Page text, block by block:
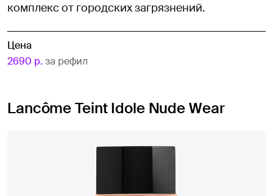
комплекс от городских загрязнений.
Цена
2690 р. за рефил
Lancôme Teint Idole Nude Wear